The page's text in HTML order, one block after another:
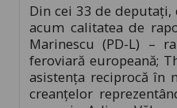
Din cei 33 de deputaţi,
acum calitatea de
Marinescu (PD-L) –
feroviară europeană;
asistenţa reciprocă în
creanţelor